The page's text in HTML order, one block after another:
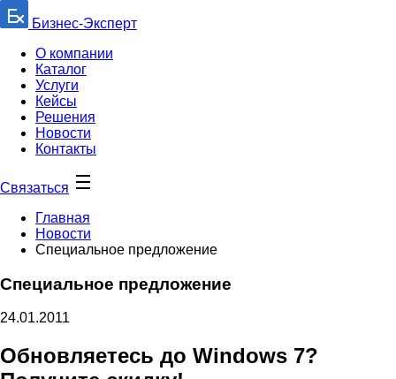
Бизнес-Эксперт
О компании
Каталог
Услуги
Кейсы
Решения
Новости
Контакты
Связаться
Главная
Новости
Специальное предложение
Специальное предложение
24.01.2011
Обновляетесь до Windows 7?